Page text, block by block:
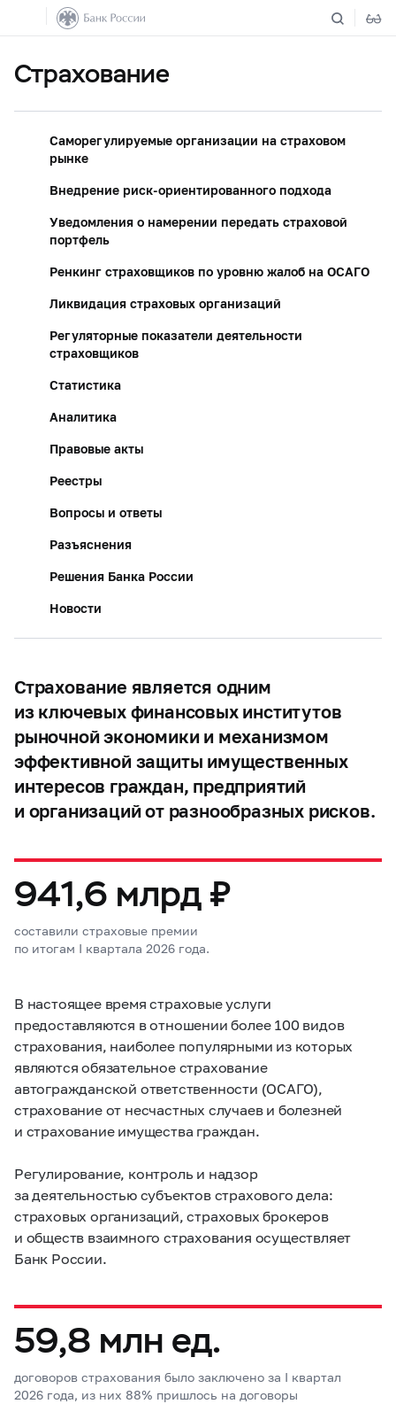
Страхование
Саморегулируемые организации на страховом
рынке
Внедрение риск-ориентированного подхода
Уведомления о намерении передать страховой
портфель
Ренкинг страховщиков по уровню жалоб на ОСАГО
Ликвидация страховых организаций
Регуляторные показатели деятельности
страховщиков
Статистика
Аналитика
Правовые акты
Реестры
Вопросы и ответы
Разъяснения
Решения Банка России
Новости
Страхование является одним
из ключевых финансовых институтов
рыночной экономики и механизмом
эффективной защиты имущественных
интересов граждан, предприятий
и организаций от разнообразных рисков.
941,6 млрд ₽
составили страховые премии
по итогам I квартала 2026 года.
В настоящее время страховые услуги
предоставляются в отношении более 100 видов
страхования, наиболее популярными из которых
являются обязательное страхование
автогражданской ответственности (ОСАГО),
страхование от несчастных случаев и болезней
и страхование имущества граждан.
Регулирование, контроль и надзор
за деятельностью субъектов страхового дела:
страховых организаций, страховых брокеров
и обществ взаимного страхования осуществляет
Банк России.
59,8 млн ед.
договоров страхования было заключено за I квартал
2026 года, из них 88% пришлось на договоры